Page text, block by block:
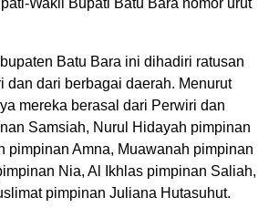
Wakil Bupati Batu Bara nomor urut
Batu Bara ini dihadiri ratusan
dan dari berbagai daerah. Menurut
mereka berasal dari Perwiri dan
Samsiah, Nurul Hidayah pimpinan
pimpinan Amna, Muawanah pimpinan
Nia, Al Ikhlas pimpinan Saliah,
pimpinan Juliana Hutasuhut.